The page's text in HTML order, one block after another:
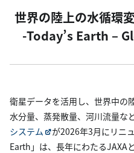
世界の陸上の水循環
-Today’s Earth –
衛星データを活用し、世界中の
水分量、蒸発散量、河川流量な
システム
が2026年3月にリニ
Earth」は、長年にわたるJAXA